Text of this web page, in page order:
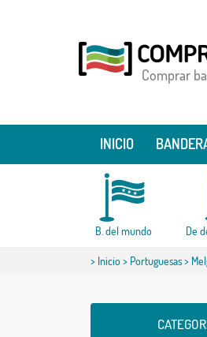
Comprar
INICIO
B. del mundo De
> Inicio> Portuguesas>